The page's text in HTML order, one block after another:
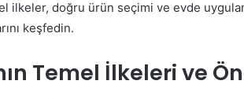
ilkeler, doğru ürün seçimi ve evde
keşfedin.
Temel İlkeleri ve